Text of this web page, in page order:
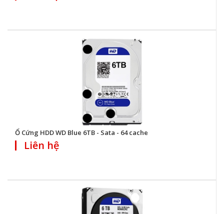
Ổ Cứng HDD WD Blue 6TB - Sata - 64 cache
Liên hệ